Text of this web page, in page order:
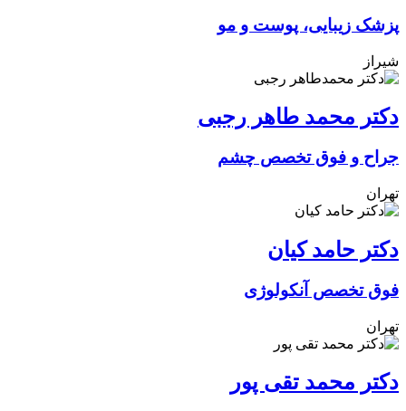
پزشک زیبایی، پوست و مو
شیراز
دکتر محمد طاهر رجبی
جراح و فوق تخصص چشم
تهران
دکتر حامد کیان
فوق تخصص آنکولوژی
تهران
دکتر محمد تقی پور